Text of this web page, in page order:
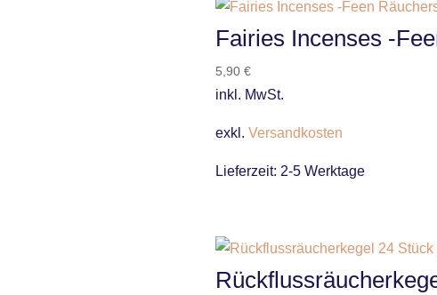
Fairies Incenses -
5,90 €
inkl. MwSt.
exkl. Versandkosten
Lieferzeit: 2-5 Werktage